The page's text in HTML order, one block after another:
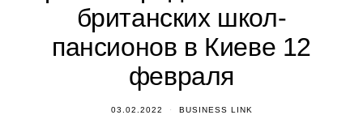
британских школ-
пансионов в Киеве 12
февраля
03.02.2022 BUSINESS LINK